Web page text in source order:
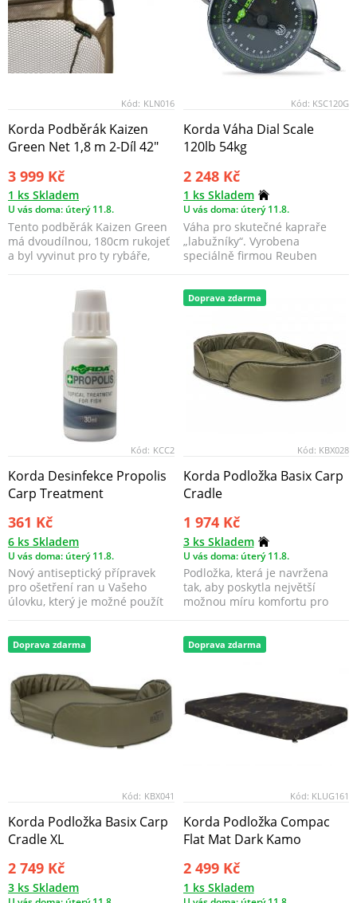
Kód: KLN016
Korda Podběrák Kaizen
Green Net 1,8 m 2-Díl 42"
3 999 Kč
1 ks Skladem
U vás doma: úterý 11.8.
Tento podběrák Kaizen Green
má dvoudílnou, 180cm rukojeť
a byl vyvinut pro ty rybáře,
Kód: KSC120G
Korda Váha Dial Scale
120lb 54kg
2 248 Kč
1 ks Skladem
U vás doma: úterý 11.8.
Váha pro skutečné kapraře
„labužníky“. Vyrobena
speciálně firmou Reuben
Kód: KCC2
Korda Desinfekce Propolis
Carp Treatment
361 Kč
6 ks Skladem
U vás doma: úterý 11.8.
Nový antiseptický přípravek
pro ošetření ran u Vašeho
úlovku, který je možné použít
Doprava zdarma
Kód: KBX028
Korda Podložka Basix Carp
Cradle
1 974 Kč
3 ks Skladem
U vás doma: úterý 11.8.
Podložka, která je navržena
tak, aby poskytla největší
možnou míru komfortu pro
Doprava zdarma
Kód: KBX041
Korda Podložka Basix Carp
Cradle XL
2 749 Kč
3 ks Skladem
Doprava zdarma
Kód: KLUG161
Korda Podložka Compac
Flat Mat Dark Kamo
2 499 Kč
1 ks Skladem